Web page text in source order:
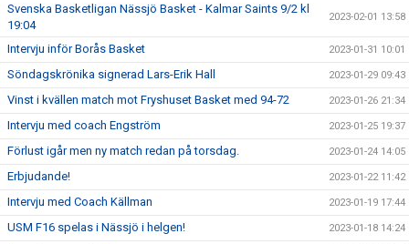
Svenska Basketligan Nässjö Basket - Kalmar Saints 9/2 kl
19:04
2023-02-01 13:58
Intervju inför Borås Basket 2023-01-31 10:01
Söndagskrönika signerad Lars-Erik Hall 2023-01-29 09:43
Vinst i kvällen match mot Fryshuset Basket med 94-72 2023-01-26 21:34
Intervju med coach Engström 2023-01-25 19:37
Förlust igår men ny match redan på torsdag. 2023-01-24 14:05
Erbjudande! 2023-01-22 11:42
Intervju med Coach Källman 2023-01-19 17:44
USM F16 spelas i Nässjö i helgen! 2023-01-18 14:24